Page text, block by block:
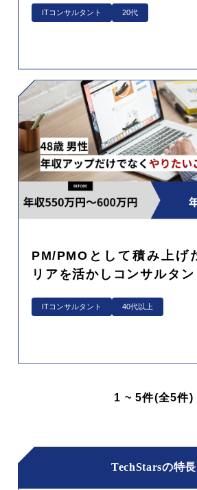
ITコンサルタント 20代
PM/PMOとして積み上げ
リアを活かしコンサルタ
の実現も
ITコンサルタント 40代以上
1 ~5件(全5件)
TechStarsの特長